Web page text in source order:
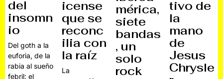
del
insomn
io
Del goth a la
euforia, de la
rabia al sueño
febril: el
icense
que se
reconc
ilia con
la raíz
La
mérica,
siete
bandas
, un
solo
rock
tivo de
la
mano
de
Jesus
Chrysle